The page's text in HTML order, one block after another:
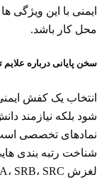
ایمنی با این ویژگی
محل کار باشد.
سخن پایانی درباره
انتخاب یک کفش
شود بلکه نیازمند
نمادهای تخصصی